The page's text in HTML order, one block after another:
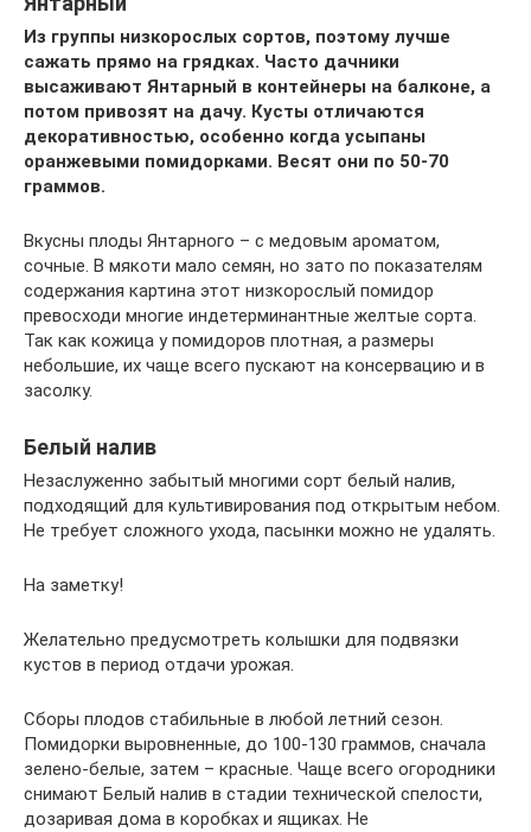
Из группы низкорослых сортов, поэтому лучше
сажать прямо на грядках. Часто дачники
высаживают Янтарный в контейнеры на балконе, а
потом привозят на дачу. Кусты отличаются
декоративностью, особенно когда усыпаны
оранжевыми помидорками. Весят они по 50-70
граммов.
Вкусны плоды Янтарного – с медовым ароматом,
сочные. В мякоти мало семян, но зато по показателям
содержания картина этот низкорослый помидор
превосходи многие индетерминантные желтые сорта.
Так как кожица у помидоров плотная, а размеры
небольшие, их чаще всего пускают на консервацию и в
засолку.
Белый налив
Незаслуженно забытый многими сорт белый налив,
подходящий для культивирования под открытым небом.
Не требует сложного ухода, пасынки можно не удалять.
На заметку!
Желательно предусмотреть колышки для подвязки
кустов в период отдачи урожая.
Сборы плодов стабильные в любой летний сезон.
Помидорки выровненные, до 100-130 граммов, сначала
зелено-белые, затем – красные. Чаще всего огородники
снимают Белый налив в стадии технической спелости,
дозаривая дома в коробках и ящиках. Не